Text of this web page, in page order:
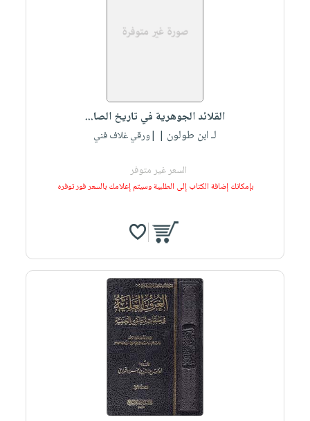
القلائد الجوهرية في تاريخ الصا...
لـ ابن طولون | |ورقي غلاف فني
السعر غير متوفر
بإمكانك إضافة الكتاب إلى الطلبية وسيتم إعلامك بالسعر فور توفره